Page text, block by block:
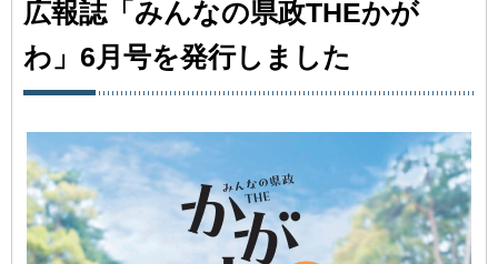
広報誌「みんなの県政THEかが
わ」6月号を発行しました